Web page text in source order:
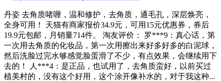
丹姿 去角质啫喱，温和修护，去角质，通毛孔，深层焕亮，
全身可用！ 天猫有商家报价34.9元，可用15元优惠券，券后
19.9元包邮，月销量714件。 淘友评价： 罗***9：真心话，第
一次用去角质的化妆品，第一次用擦出来好多好多的白泥球，
然后洗脸过完水够感觉脸蛋滑了不少，有点效果，会继续用下
去的！ 人***4：是正品，也试用了，去角质蛮好，以前买过
植美村的，没有这个好用，这个涂开像补水的，对于我这种...